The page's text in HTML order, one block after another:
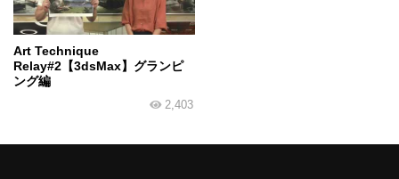
Art Technique
Relay#2【3dsMax】グランピ
ング編
2,403